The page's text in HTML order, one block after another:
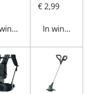
€ 2,99
In